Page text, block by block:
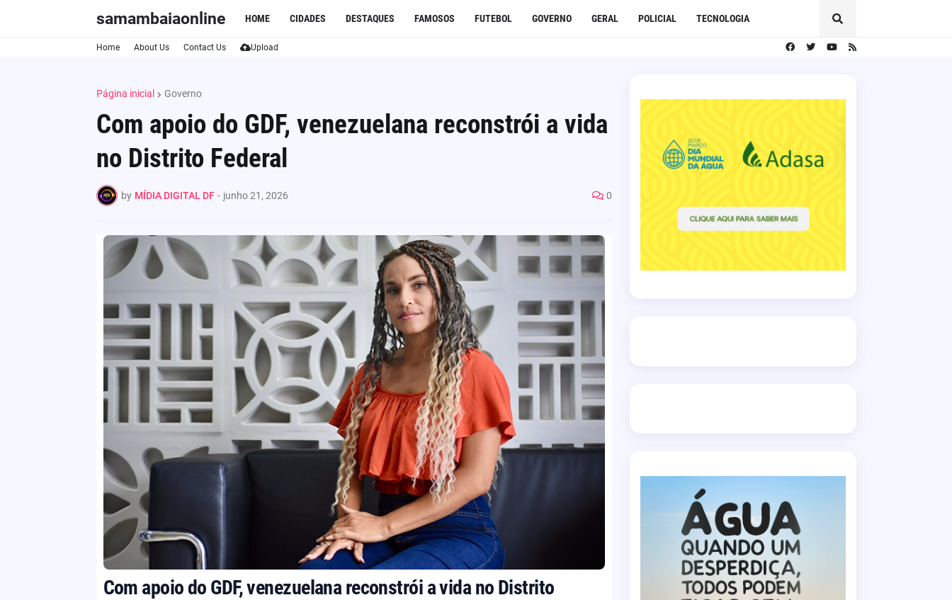
samambaiaonline HOME CIDADES DESTAQUES FAMOSOS FUTEBOL GOVERNO GERAL POLICIAL TECNOLOGIA
Home About Us Contact Us Upload
Página inicial Governo
Com apoio do GDF, venezuelana reconstrói a vida
no Distrito Federal
by MÍDIA DIGITAL DF - junho 21, 2026 0
Com apoio do GDF, venezuelana reconstrói a vida no Distrito